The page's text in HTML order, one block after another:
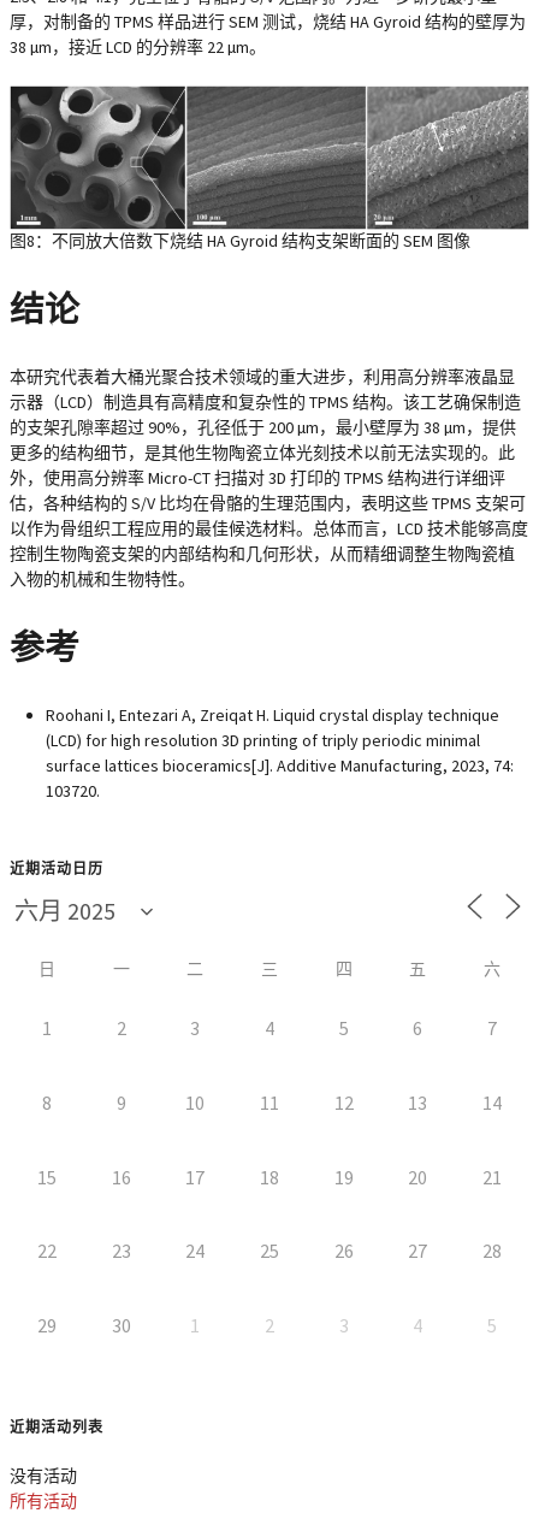
厚，对制备的 TPMS 样品进行 SEM 测试，烧结 HA Gyroid 结构的壁厚为
38 µm，接近 LCD 的分辨率 22 µm。
图8：不同放大倍数下烧结 HA Gyroid 结构支架断面的 SEM 图像
结论
本研究代表着大桶光聚合技术领域的重大进步，利用高分辨率液晶显
示器（LCD）制造具有高精度和复杂性的 TPMS 结构。该工艺确保制造
的支架孔隙率超过 90%，孔径低于 200 µm，最小壁厚为 38 µm，提供
更多的结构细节，是其他生物陶瓷立体光刻技术以前无法实现的。此
外，使用高分辨率 Micro-CT 扫描对 3D 打印的 TPMS 结构进行详细评
估，各种结构的 S/V 比均在骨骼的生理范围内，表明这些 TPMS 支架可
以作为骨组织工程应用的最佳候选材料。总体而言，LCD 技术能够高度
控制生物陶瓷支架的内部结构和几何形状，从而精细调整生物陶瓷植
入物的机械和生物特性。
参考
Roohani I, Entezari A, Zreiqat H. Liquid crystal display technique
(LCD) for high resolution 3D printing of triply periodic minimal
surface lattices bioceramics[J]. Additive Manufacturing, 2023, 74:
103720.
近期活动日历
日 一 二 三 四 五 六
1 2 3 4 5 6 7
8 9 10 11 12 13 14
15 16 17 18 19 20 21
22 23 24 25 26 27 28
29 30 1 2 3 4 5
近期活动列表
没有活动
所有活动